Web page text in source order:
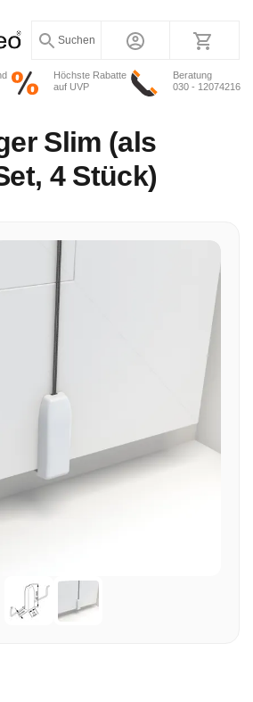
Höchste Rabatte
auf UVP
Beratung
030 - 12074216
Suchen
Slim (als
4 Stück)